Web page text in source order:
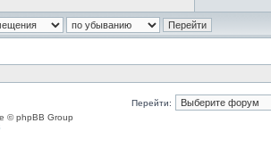
Перейти:
© phpBB Group